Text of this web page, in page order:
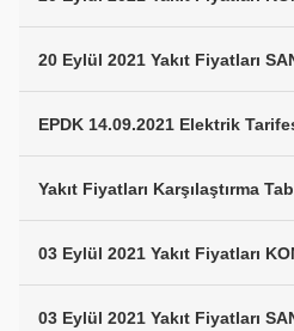
20 Eylül 2021 Yakıt Fiyatları
EPDK 14.09.2021 Elektrik
Yakıt Fiyatları Karşılaştırma
03 Eylül 2021 Yakıt Fiyatları
03 Eylül 2021 Yakıt Fiyatları